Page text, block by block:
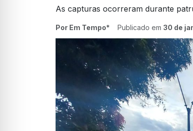
As capturas ocorreram durante
Por Em Tempo* Publicado em 30 de